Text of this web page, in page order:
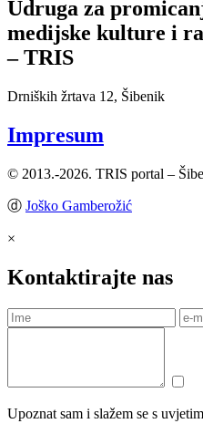
Udruga za
medijske kulture i
– TRIS
Drniških žrtava 12, Šibenik
Impresum
© 2013.-2026. TRIS portal –
ⓓ Joško Gamberožić
×
Kontaktirajte nas
Upoznat sam i slažem se s